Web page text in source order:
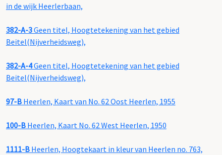
in de wijk Heerlerbaan,
382-A-3Geen titel, Hoogtetekening van het gebied
Beitel(Nijverheidsweg),
382-A-4Geen titel, Hoogtetekening van het gebied
Beitel(Nijverheidsweg),
97-B Heerlen, Kaart van No. 62 Oost Heerlen, 1955
100-B Heerlen, Kaart No. 62 West Heerlen, 1950
1111-B Heerlen, Hoogtekaart in kleur van Heerlen no. 763,